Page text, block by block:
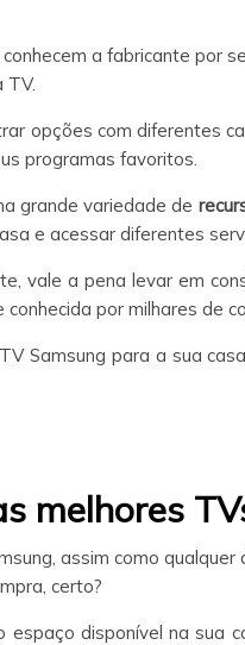
a fabricante por
TV.
opções com diferentes
programas favoritos.
grande variedade de
e acessar diferentes
vale a pena levar em
por milhares de
Samsung para a sua
melhores
assim como
certo?
disponível na sua